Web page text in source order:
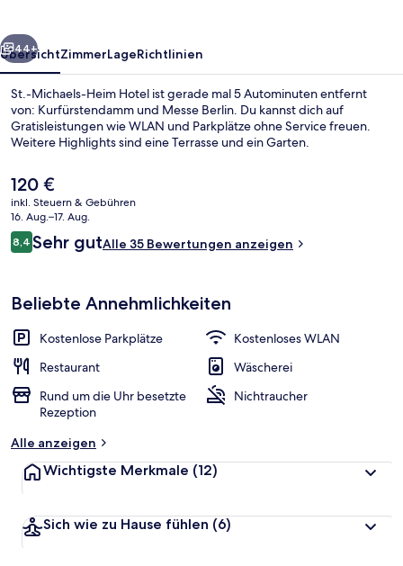
Unterkunftsgelände
Weiter
44+
ÜbersichtZimmerLageRichtlinien
St.-Michaels-Heim Hotel ist gerade mal 5 Autominuten entfernt
von: Kurfürstendamm und Messe Berlin. Du kannst dich auf
Gratisleistungen wie WLAN und Parkplätze ohne Service freuen.
Weitere Highlights sind eine Terrasse und ein Garten.
Der
aktuelle
Preis
beträgt
120 €.
120 €
inkl. Steuern & Gebühren
16. Aug.–17. Aug.
Bewertungen
8,48,4 von 10.
Sehr gutAlle 35 Bewertungen anzeigen
Beliebte Annehmlichkeiten
Kostenlose Parkplätze
Kostenloses WLAN
Restaurant
Wäscherei
Rund um die Uhr besetzte
Rezeption
Nichtraucher
Alle anzeigen
Wichtigste Merkmale (12)
Sich wie zu Hause fühlen (6)